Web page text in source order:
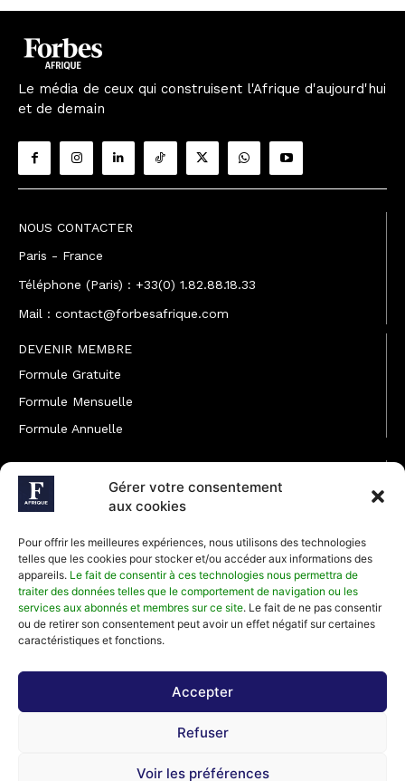
Gérer votre consentement
aux cookies
Pour offrir les meilleures expériences, nous utilisons des technologies
telles que les cookies pour stocker et/ou accéder aux informations des
appareils. Le fait de consentir à ces technologies nous permettra de
traiter des données telles que le comportement de navigation ou les
services aux abonnés et membres sur ce site. Le fait de ne pas consentir
ou de retirer son consentement peut avoir un effet négatif sur certaines
caractéristiques et fonctions.
Accepter
Refuser
Voir les préférences
Le média de ceux qui construisent l'Afrique d'aujourd'hui
et de demain
NOUS CONTACTER
Paris - France
Téléphone (Paris) : +33(0) 1.82.88.18.33
Mail : contact@forbesafrique.com
DEVENIR MEMBRE
Formule Gratuite
Formule Mensuelle
Formule Annuelle
JOINDRE L'ÉQUIPE
Rédaction
Développement commercial
Communiquer avec Forbes Afrique
Média Kit 2026
Abonnez-vous à la newsletter de Forbes Afrique et recevez
régulièrement nos meilleurs articles